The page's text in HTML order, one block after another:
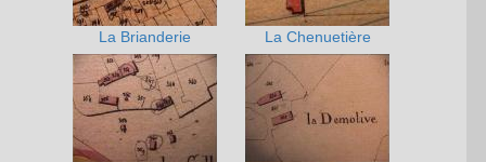
La Brianderie La Chenuetière